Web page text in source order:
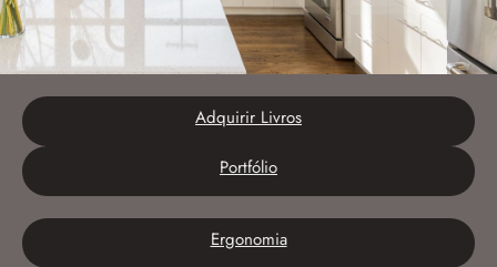
Adquirir Livros
Portfólio
Ergonomia